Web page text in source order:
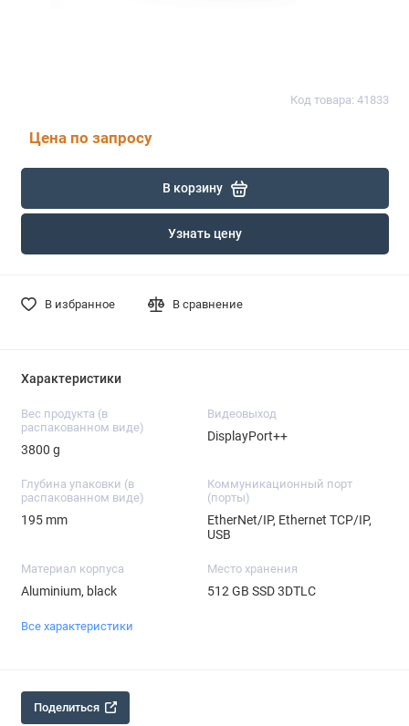
Код товара: 41833
Цена по запросу
В корзину
Узнать цену
В избранное В сравнение
Характеристики
Вес продукта (в
распакованном виде)
3800 g
Видеовыход
DisplayPort++
Глубина упаковки (в
распакованном виде)
195 mm
Коммуникационный порт
(порты)
EtherNet/IP, Ethernet TCP/IP,
USB
Материал корпуса
Aluminium, black
Место хранения
512 GB SSD 3DTLC
Все характеристики
Поделиться